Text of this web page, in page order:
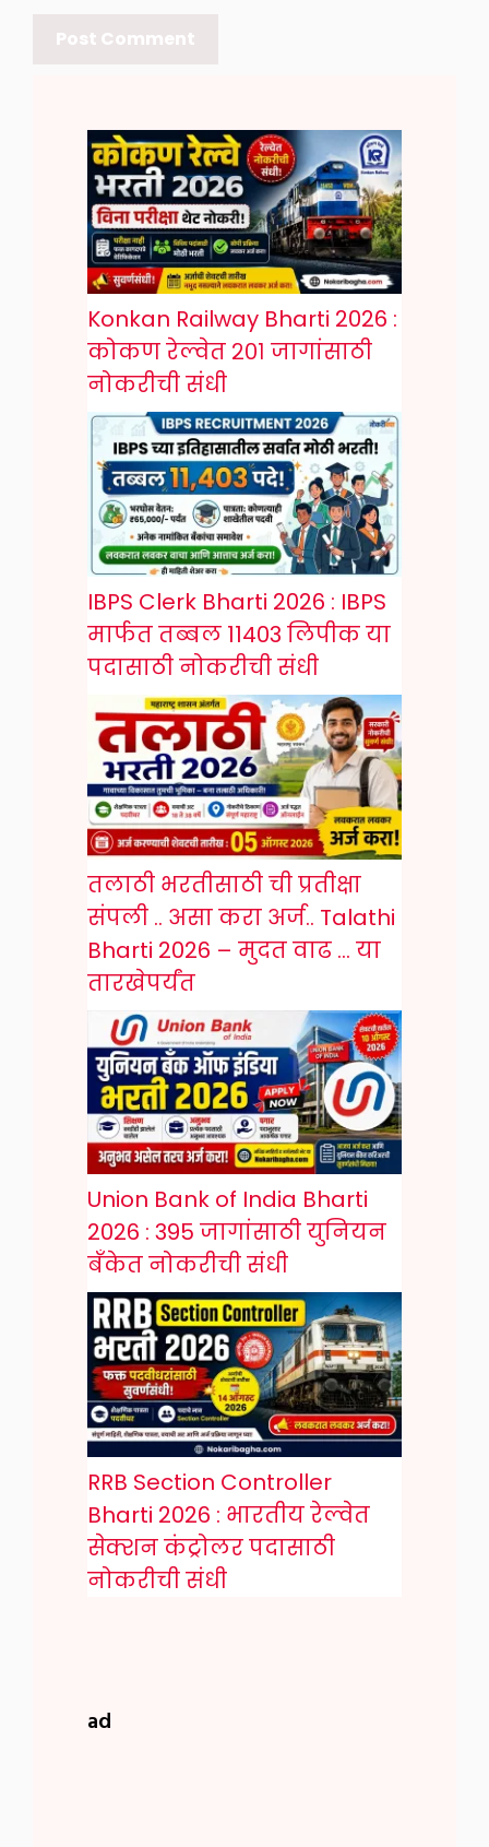
Konkan Railway Bharti 2026 :
कोकण रेल्वेत २०१ जागांसाठी
नोकरीची संधी
IBPS Clerk Bharti 2026 : IBPS
मार्फत तब्बल 11403 लिपीक या
पदासाठी नोकरीची संधी
तलाठी भरतीसाठी ची प्रतीक्षा
संपली .. असा करा अर्ज.. Talathi
Bharti 2026 – मुदत वाढ … या
तारखेपर्यंत
Union Bank of India Bharti
2026 : 395 जागांसाठी युनियन
बँकेत नोकरीची संधी
RRB Section Controller
Bharti 2026 : भारतीय रेल्वेत
सेक्शन कंट्रोलर पदासाठी
नोकरीची संधी
ad